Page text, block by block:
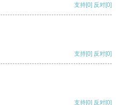
支持[0] 反对[0]
支持[0] 反对[0]
支持[0] 反对[0]